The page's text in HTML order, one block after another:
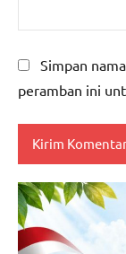
Simpan
peramban ini